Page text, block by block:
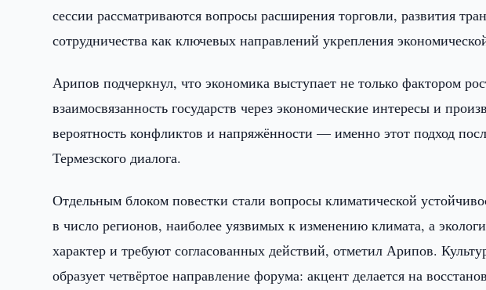
сессии рассматриваются вопросы расширения торговли, развития
сотрудничества как ключевых направлений укрепления
Арипов подчеркнул, что экономика выступает не только фактором
взаимосвязанность государств через экономические интересы и
вероятность конфликтов и напряжённости — именно этот подход
Термезского диалога.
Отдельным блоком повестки стали вопросы климатической
в число регионов, наиболее уязвимых к изменению климата, а
характер и требуют согласованных действий, отметил Арипов.
образует четвёртое направление форума: акцент делается на